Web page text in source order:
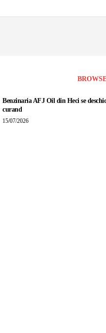
Benzinaria AFJ Oil din Heci se
curand
15/07/2026